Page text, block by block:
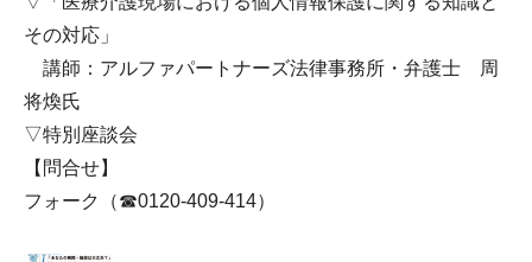
その対応」
講師：アルファパートナーズ法律事務所・弁護士 周
将煥氏
▽特別座談会
【問合せ】
フォーク（☎0120-409-414）